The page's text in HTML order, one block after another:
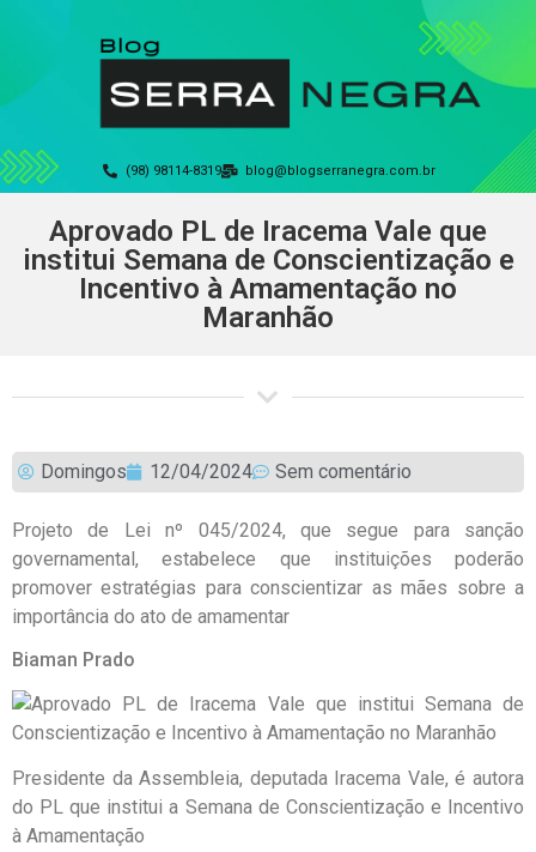
(98) 98114-8319 blog@blogserranegra.com.br
Aprovado PL de Iracema Vale que
institui Semana de Conscientização e
Incentivo à Amamentação no
Maranhão
Domingos 12/04/2024 Sem comentário
Projeto de Lei nº 045/2024, que segue para sanção
governamental, estabelece que instituições poderão
promover estratégias para conscientizar as mães sobre a
importância do ato de amamentar
Biaman Prado
Presidente da Assembleia, deputada Iracema Vale, é autora
do PL que institui a Semana de Conscientização e Incentivo
à Amamentação